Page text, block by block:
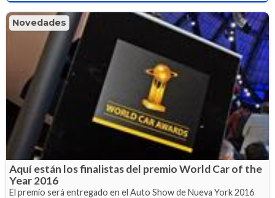
Novedades
Aquí están los finalistas del premio World Car of the
Year 2016
El premio será entregado en el Auto Show de Nueva York 2016